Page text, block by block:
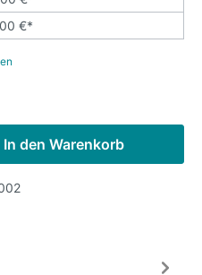
€*
In den Warenkorb